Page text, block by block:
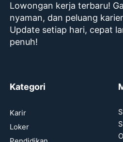
Lowongan kerja terbaru!
nyaman, dan peluang
Update setiap hari, cepat
penuh!
Kategori
Karir
Loker